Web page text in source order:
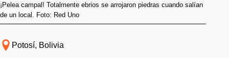
¡Pelea campal! Totalmente ebrios se arrojaron piedras cuando salían
de un local. Foto: Red Uno
Potosí, Bolivia